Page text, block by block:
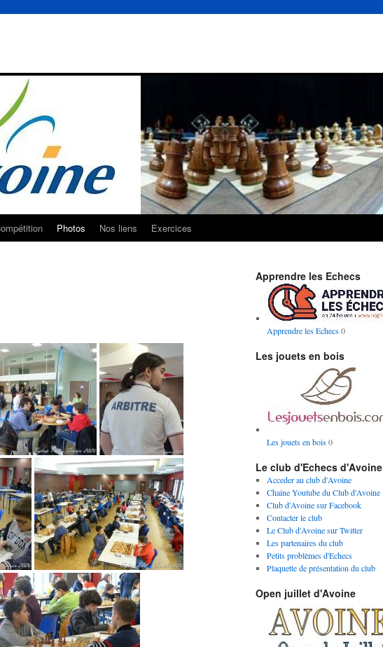
Photos Nos liens Exercices
Apprendre les Echecs
Apprendre les Echecs0
Les jouets en bois
Les jouets en bois0
Le club d'Echecs d'Avoine
Acceder au club d'Avoine
Chaine Youtube du Club d'Avoine
Club d'Avoine sur Facebook
Contacter le club
Le Club d'Avoine sur Twitter
Les partenaires du club
Petits problèmes d'Echecs
Plaquette de présentation du club
Open juillet d'Avoine